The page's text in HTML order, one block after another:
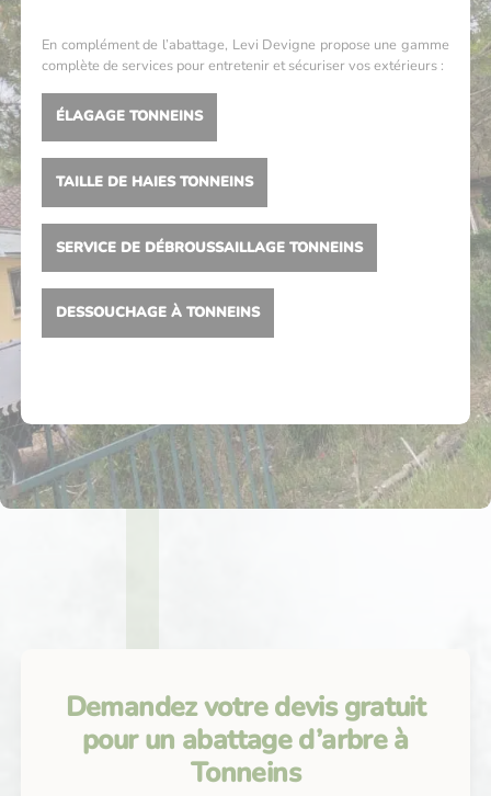
En complément de l’abattage, Levi Devigne propose une gamme
complète de services pour entretenir et sécuriser vos extérieurs :
ÉLAGAGE TONNEINS
TAILLE DE HAIES TONNEINS
SERVICE DE DÉBROUSSAILLAGE TONNEINS
DESSOUCHAGE À TONNEINS
Demandez votre devis gratuit
pour un abattage d’arbre à
Tonneins